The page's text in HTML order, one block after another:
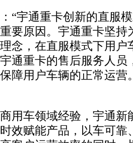
“宇通重卡创新的直服
要原因。宇通重卡坚持
念，在直服模式下用户
通重卡的售后服务人员
障用户车辆的正常运营
用车领域经验，宇通新
效赋能产品，以车可靠